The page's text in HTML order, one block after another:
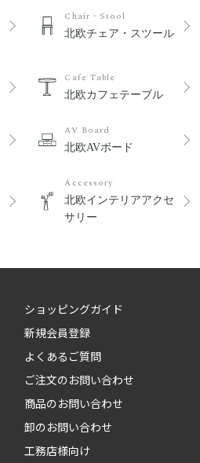
Chair・Stool
北欧チェア・スツール
Cafe Table
北欧カフェテーブル
AV Board
北欧AVボード
Accessory
北欧インテリアアクセ
サリー
ショッピングガイド
新規会員登録
よくあるご質問
ご注文のお問い合わせ
商品のお問い合わせ
卸のお問い合わせ
工務店様向け